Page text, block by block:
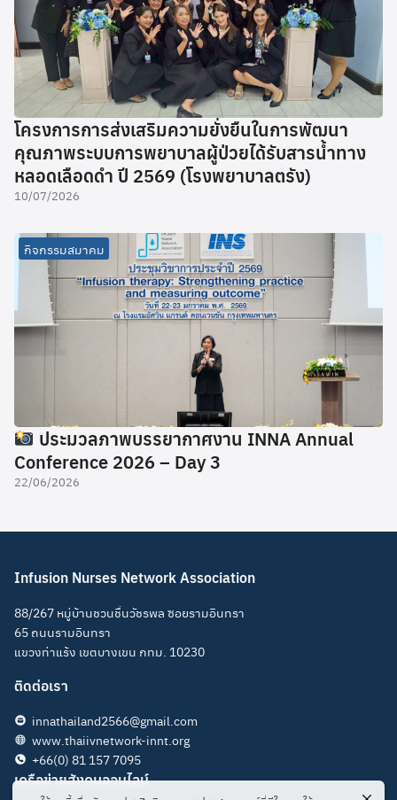
โครงการการส่งเสริมความยั่งยืนในการพัฒนา
คุณภาพระบบการพยาบาลผู้ป่วยได้รับสารน้ำทาง
หลอดเลือดดำ ปี 2569 (โรงพยาบาลตรัง)
10/07/2026
กิจกรรมสมาคม
ประมวลภาพบรรยากาศงาน INNA Annual
Conference 2026 – Day 3
22/06/2026
Infusion Nurses Network Association
88/267 หมู่บ้านชวนชื่นวัชรพล ซอยรามอินทรา
65 ถนนรามอินทรา
แขวงท่าแร้ง เขตบางเขน กทม. 10230
ติดต่อเรา
innathailand2566@gmail.com
www.thaiivnetwork-innt.org
+66(0) 81 157 7095
เครือข่ายสังคมออนไลน์